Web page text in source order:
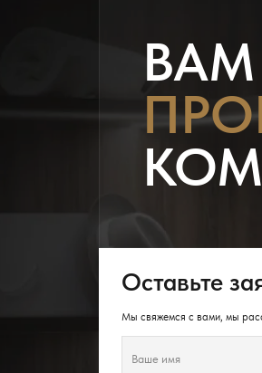
Оставьте
Мы свяжемся с вами, мы